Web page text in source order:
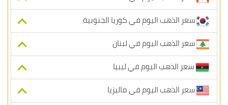
سعر الذهب اليوم في كوريا الجنوبية
سعر الذهب اليوم في لبنان
سعر الذهب اليوم في ليبيا
سعر الذهب اليوم في ماليزيا